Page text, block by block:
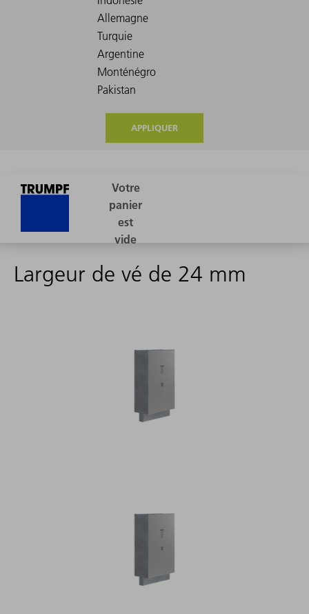
APPLIQUER
Largeur de vé de 24 mm